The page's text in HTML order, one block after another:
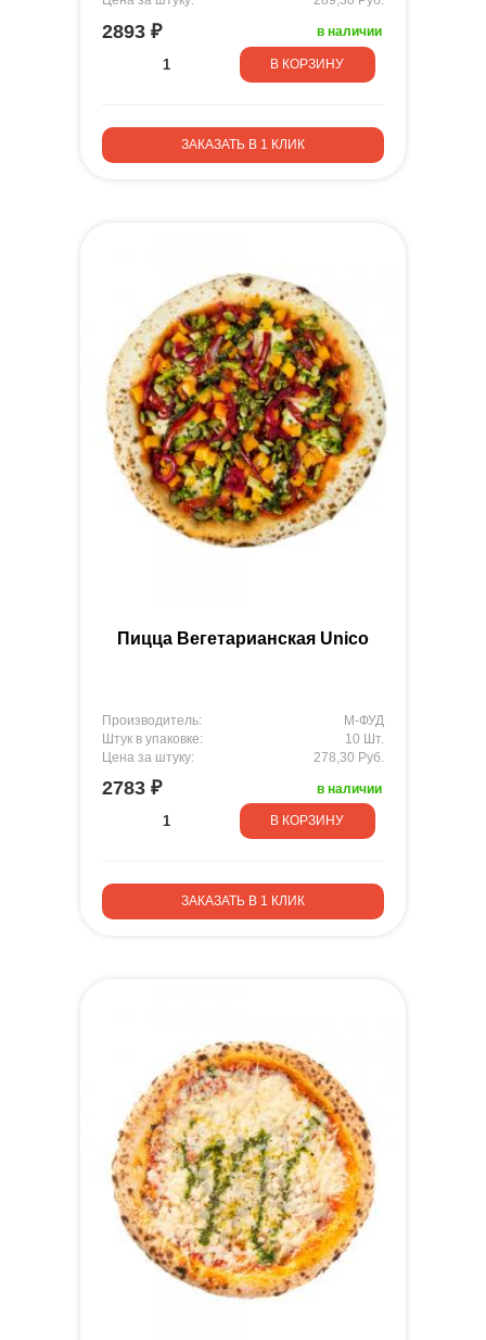
2893 ₽ в наличии
В КОРЗИНУ
ЗАКАЗАТЬ В 1 КЛИК
Пицца Вегетарианская Unico
Производитель:
М-ФУД
Штук в упаковке:
10 Шт.
Цена за штуку:
278,30 Руб.
2783 ₽ в наличии
В КОРЗИНУ
ЗАКАЗАТЬ В 1 КЛИК